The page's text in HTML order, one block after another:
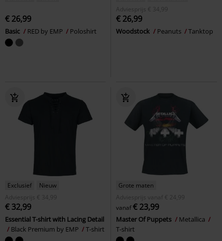
€ 26,99
Basic RED by EMP Poloshirt
Adviesprijs
€ 34,99
€ 26,99
Woodstock Peanuts Tanktop
Exclusief
Nieuw
Adviesprijs
€ 34,99
€ 32,99
Essential T-shirt with Lacing Detail
Black Premium by EMP
T-shirt
Grote maten
Adviesprijs
vanaf € 24,99
vanaf€ 23,99
Master Of Puppets
Metallica
T-shirt